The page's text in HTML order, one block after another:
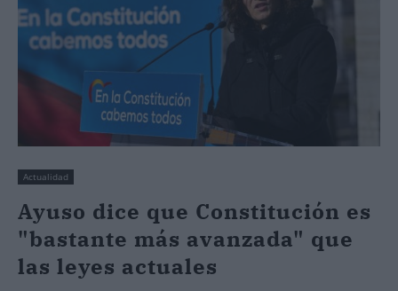
Actualidad
Ayuso dice que Constitución es
"bastante más avanzada" que
las leyes actuales